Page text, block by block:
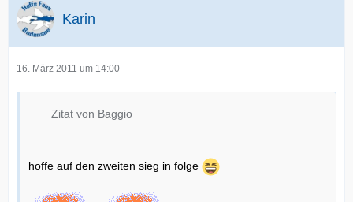
Karin
16. März 2011 um 14:00
Zitat von Baggio
hoffe auf den zweiten sieg in folge